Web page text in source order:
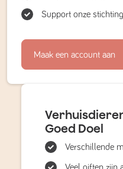
Support onze
Maak een account aan
Goed Doel
Verschillende